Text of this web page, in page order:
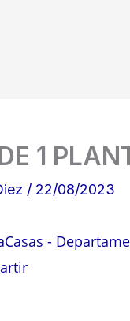
1
/ 22/08/2023
Casas -